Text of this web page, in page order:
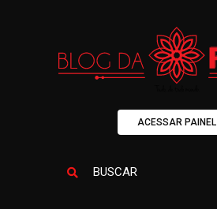
ACESSAR PAINEL
BUSCAR